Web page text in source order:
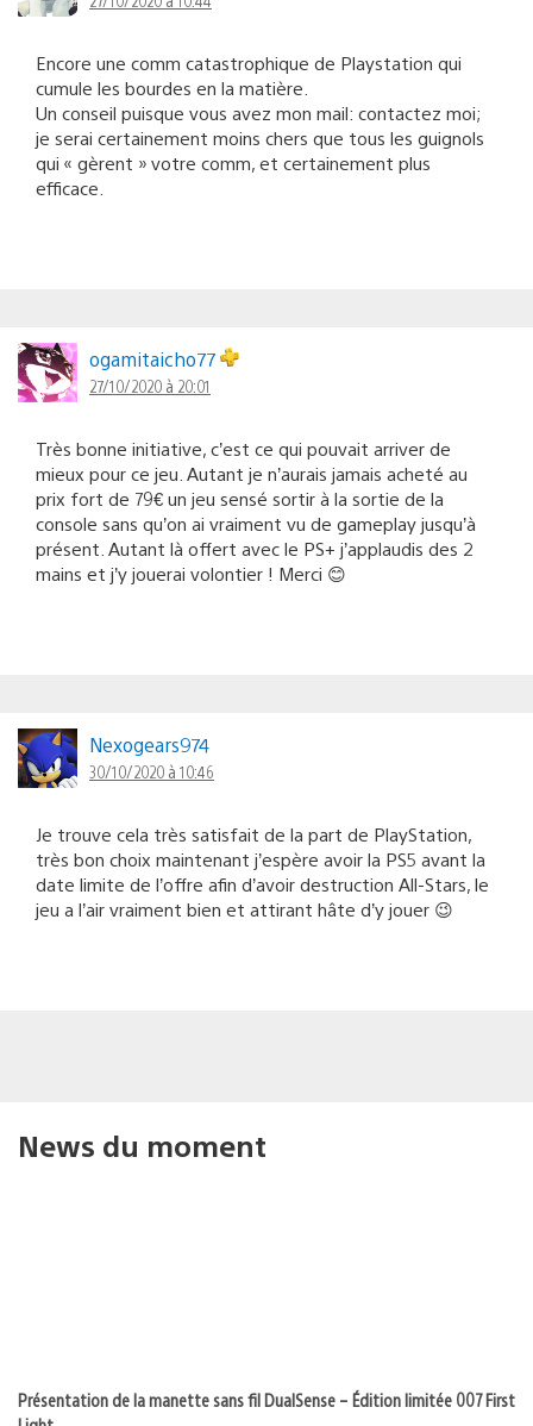
Encore une comm catastrophique de Playstation qui
cumule les bourdes en la matière.
Un conseil puisque vous avez mon mail: contactez moi;
je serai certainement moins chers que tous les guignols
qui « gèrent » votre comm, et certainement plus
efficace.
ogamitaicho77
27/10/2020 à 20:01
Très bonne initiative, c’est ce qui pouvait arriver de
mieux pour ce jeu. Autant je n’aurais jamais acheté au
prix fort de 79€ un jeu sensé sortir à la sortie de la
console sans qu’on ai vraiment vu de gameplay jusqu’à
présent. Autant là offert avec le PS+ j’applaudis des 2
mains et j’y jouerai volontier ! Merci 😊
Nexogears974
30/10/2020 à 10:46
Je trouve cela très satisfait de la part de PlayStation,
très bon choix maintenant j’espère avoir la PS5 avant la
date limite de l’offre afin d’avoir destruction All-Stars, le
jeu a l’air vraiment bien et attirant hâte d’y jouer 😉
News du moment
Présentation de la manette sans fil DualSense – Édition limitée 007 First